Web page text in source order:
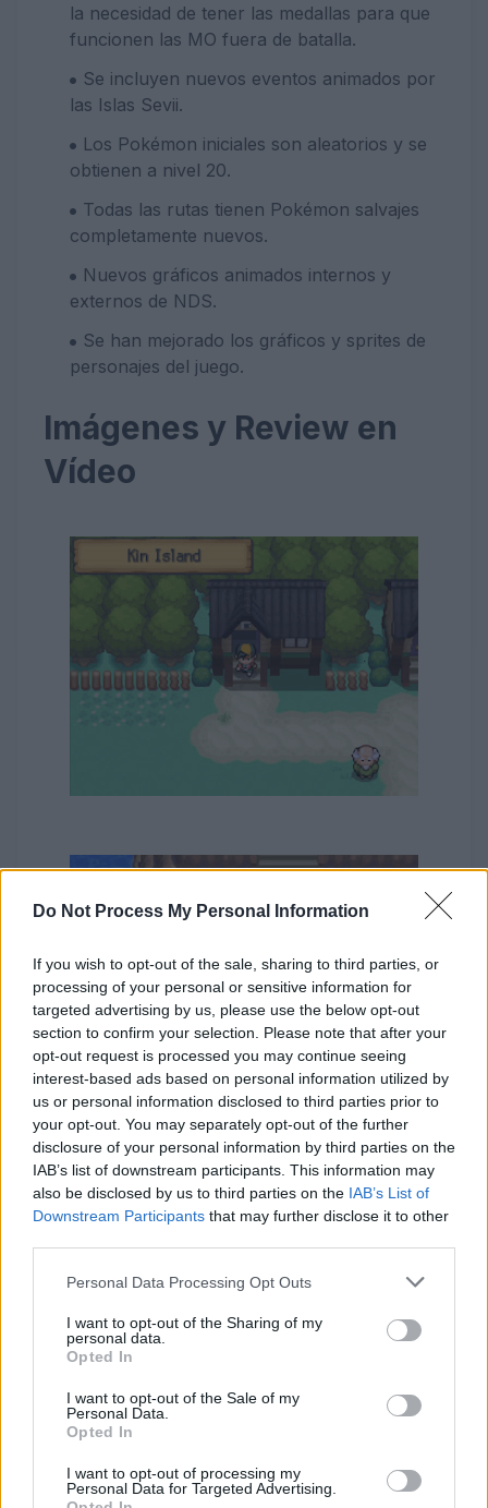
Do Not Process My Personal Information
If you wish to opt-out of the sale, sharing to third parties, or
processing of your personal or sensitive information for
targeted advertising by us, please use the below opt-out
section to confirm your selection. Please note that after your
opt-out request is processed you may continue seeing
interest-based ads based on personal information utilized by
us or personal information disclosed to third parties prior to
your opt-out. You may separately opt-out of the further
disclosure of your personal information by third parties on the
IAB’s list of downstream participants. This information may
also be disclosed by us to third parties on the IAB’s List of
Downstream Participants that may further disclose it to other
Please note that this website/app uses one or more Google
not limited to your visit or usage behaviour. You may click to
grant or deny consent to Google and its third-party tags to
use your data for below specified purposes in below Google
consent section.
Personal Data Processing Opt Outs
I want to opt-out of the Sharing of my
personal data.
Opted In
I want to opt-out of the Sale of my
Personal Data.
Opted In
I want to opt-out of processing my
Personal Data for Targeted Advertising.
la necesidad de tener las medallas para que
funcionen las MO fuera de batalla.
Se incluyen nuevos eventos animados por
las Islas Sevii.
Los Pokémon iniciales son aleatorios y se
obtienen a nivel 20.
Todas las rutas tienen Pokémon salvajes
completamente nuevos.
Nuevos gráficos animados internos y
externos de NDS.
Se han mejorado los gráficos y sprites de
personajes del juego.
Imágenes y Review en
Vídeo